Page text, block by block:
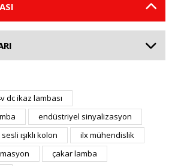
dc ikaz lambası
endüstriyel sinyalizasyon
sesli ışıklı kolon
ilx mühendislik
çakar lamba